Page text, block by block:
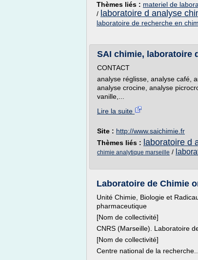
Thèmes liés : materiel de
/ laboratoire d analyse
laboratoire de recherche en
SAI chimie, laboratoire
CONTACT
analyse réglisse, analyse café,
analyse crocine, analyse
vanille,...
Lire la suite
Site : http://www.saichimie.fr
Thèmes liés : laboratoire d
chimie analytique marseille /
Laboratoire de Chimie
Unité Chimie, Biologie et
pharmaceutique
[Nom de collectivité]
CNRS (Marseille). Laboratoire
[Nom de collectivité]
Centre national de la recherche...